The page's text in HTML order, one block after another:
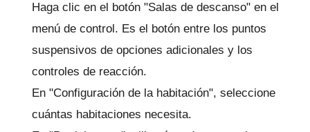
Haga clic en el botón "Salas de descanso" en el
menú de control. Es el botón entre los puntos
suspensivos de opciones adicionales y los
controles de reacción.
En "Configuración de la habitación", seleccione
cuántas habitaciones necesita.